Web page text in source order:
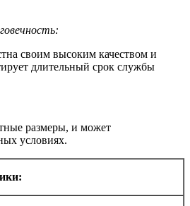
своим высоким качеством и
длительный срок службы
размеры, и может
условиях.